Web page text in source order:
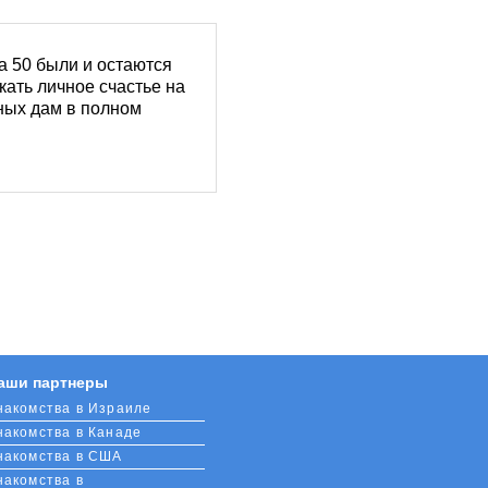
50 были и остаются
личное счастье на
дам в полном
своему возрасту.
обращения или
партнеры
в Израиле
в Канаде
в США
в